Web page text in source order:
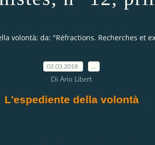
volontà; da: "Réfractions. Recherches et
02.03.2018
Di Ario Libert
L'espediente della volontà